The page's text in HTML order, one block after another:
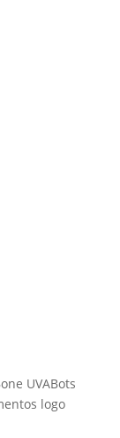
UVABots
logo